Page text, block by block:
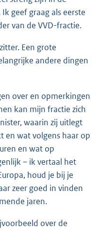
geef graag als eerste
van de VVD-fractie.
Een grote
andere dingen
over en opmerkingen
kan mijn fractie zich
waarin zij uitlegt
en wat volgens haar op
en wat op
– ik vertaal het
houd je bij je
zeer goed in vinden
jaren.
over de